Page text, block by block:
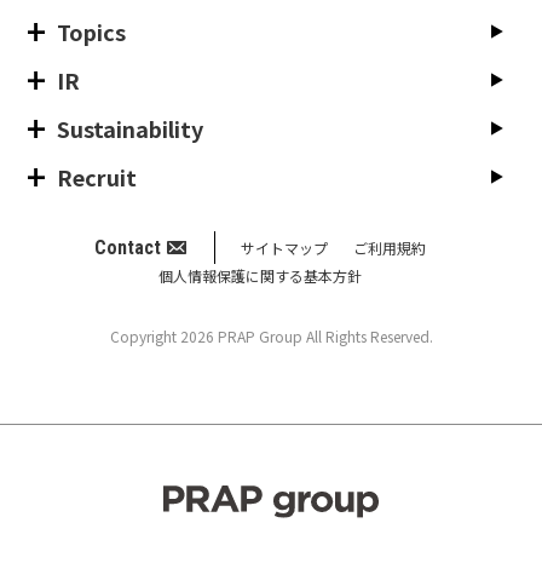
Topics
IR
Sustainability
Recruit
Contact サイトマップ
ご利用規約
個人情報保護に関する基本方針
Copyright 2026 PRAP Group All Rights Reserved.